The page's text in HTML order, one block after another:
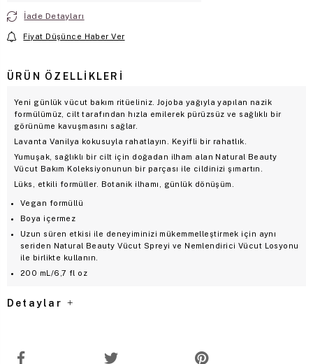
İade Detayları
Fiyat Düşünce Haber Ver
ÜRÜN ÖZELLIKLERI
Yeni günlük vücut bakım ritüeliniz. Jojoba yağıyla yapılan nazik
formülümüz, cilt tarafından hızla emilerek pürüzsüz ve sağlıklı bir
görünüme kavuşmasını sağlar.
Lavanta Vanilya kokusuyla rahatlayın. Keyifli bir rahatlık.
Yumuşak, sağlıklı bir cilt için doğadan ilham alan Natural Beauty
Vücut Bakım Koleksiyonunun bir parçası ile cildinizi şımartın.
Lüks, etkili formüller. Botanik ilhamı, günlük dönüşüm.
Vegan formüllü
Boya içermez
Uzun süren etkisi ile deneyiminizi mükemmelleştirmek için aynı
seriden Natural Beauty Vücut Spreyi ve Nemlendirici Vücut Losyonu
ile birlikte kullanın.
200 mL/6,7 fl oz
Detaylar